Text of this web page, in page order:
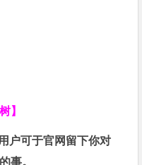
】
户可于官网留下你对
事。